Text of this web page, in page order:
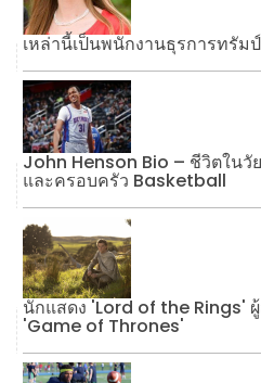
เหล่านี้เป็นพนักงานธุรการทรั
John Henson Bio – ชีวิตในวั
และครอบครัว Basketball
นักแสดง 'Lord of the Rings'
'Game of Thrones'